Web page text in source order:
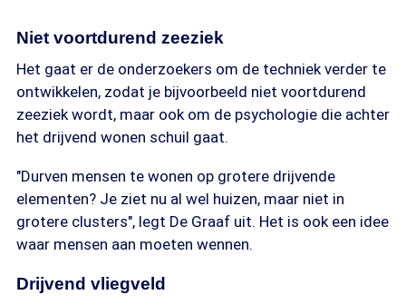
Niet voortdurend zeeziek
Het gaat er de onderzoekers om de techniek verder te
ontwikkelen, zodat je bijvoorbeeld niet voortdurend
zeeziek wordt, maar ook om de psychologie die achter
het drijvend wonen schuil gaat.
"Durven mensen te wonen op grotere drijvende
elementen? Je ziet nu al wel huizen, maar niet in
grotere clusters", legt De Graaf uit. Het is ook een idee
waar mensen aan moeten wennen.
Drijvend vliegveld